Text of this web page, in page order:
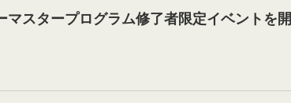
マスタープログラム修了者限定イベントを開